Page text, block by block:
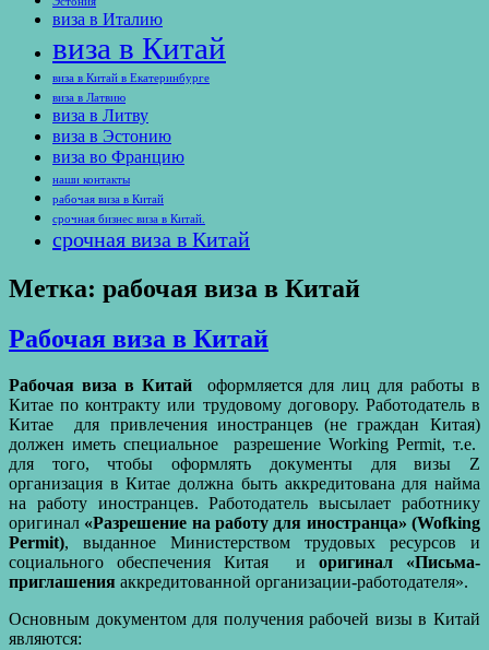
виза в Италию
виза в Китай
виза в Китай в Екатеринбурге
виза в Латвию
виза в Литву
виза в Эстонию
виза во Францию
наши контакты
рабочая виза в Китай
срочная бизнес виза в Китай.
срочная виза в Китай
Метка: рабочая виза в Китай
Рабочая виза в Китай
Рабочая виза в Китайоформляется для лиц для работы в
Китае по контракту или трудовому договору. Работодатель в
Китае для привлечения иностранцев (не граждан Китая)
должен иметь специальное разрешение Working Permit, т.е.
для того, чтобы оформлять документы для визы Z
организация в Китае должна быть аккредитована для найма
на работу иностранцев. Работодатель высылает работнику
оригинал «Разрешение на работу для иностранца» (Wofking
Permit), выданное Министерством трудовых ресурсов и
социального обеспечения Китая и оригинал «Письма-
приглашения аккредитованной организации-работодателя».
Основным документом для получения рабочей визы в Китай
являются: